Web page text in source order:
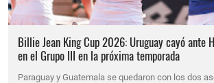
Billie Jean King Cup 2026: Uruguay cayó ante
en el Grupo III en la próxima temporada
Paraguay y Guatemala se quedaron con los dos